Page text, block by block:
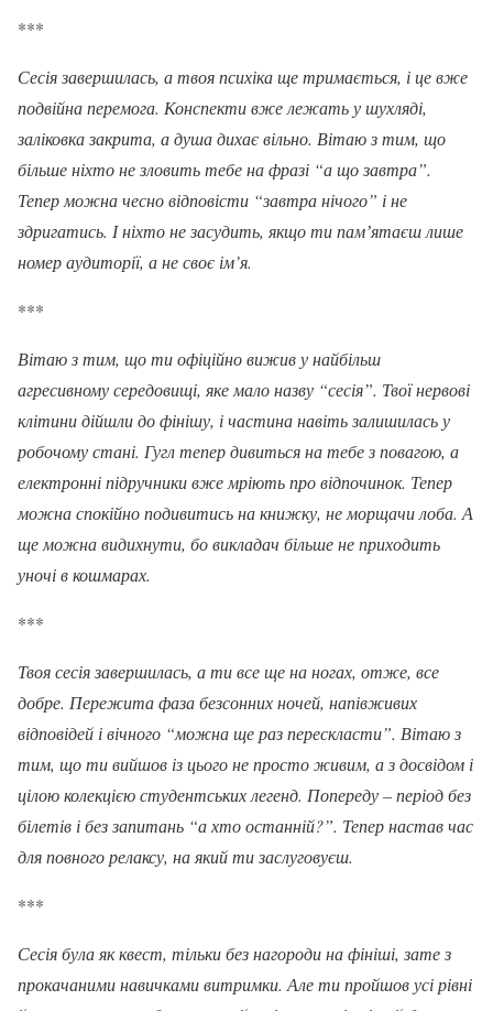
***
Сесія завершилась, а твоя психіка ще тримається, і це вже
подвійна перемога. Конспекти вже лежать у шухляді,
заліковка закрита, а душа дихає вільно. Вітаю з тим, що
більше ніхто не зловить тебе на фразі “а що завтра”.
Тепер можна чесно відповісти “завтра нічого” і не
здригатись. І ніхто не засудить, якщо ти памʼятаєш лише
номер аудиторії, а не своє ім’я.
***
Вітаю з тим, що ти офіційно вижив у найбільш
агресивному середовищі, яке мало назву “сесія”. Твої нервові
клітини дійшли до фінішу, і частина навіть залишилась у
робочому стані. Гугл тепер дивиться на тебе з повагою, а
електронні підручники вже мріють про відпочинок. Тепер
можна спокійно подивитись на книжку, не морщачи лоба. А
ще можна видихнути, бо викладач більше не приходить
уночі в кошмарах.
***
Твоя сесія завершилась, а ти все ще на ногах, отже, все
добре. Пережита фаза безсонних ночей, напівживих
відповідей і вічного “можна ще раз перескласти”. Вітаю з
тим, що ти вийшов із цього не просто живим, а з досвідом і
цілою колекцією студентських легенд. Попереду – період без
білетів і без запитань “а хто останній?”. Тепер настав час
для повного релаксу, на який ти заслуговуєш.
***
Сесія була як квест, тільки без нагороди на фініші, зате з
прокачаними навичками витримки. Але ти пройшов усі рівні